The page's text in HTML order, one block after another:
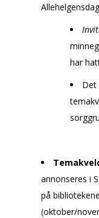
har
Det
annonseres i
på
(oktober/